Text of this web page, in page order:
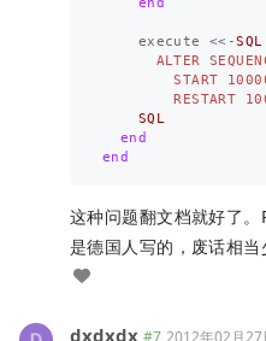
execute <<-SQL
ALTER
START
    SQL
end
end
这种问题翻文档就好了
是德国人写的，废话相当
dxdxdx #7 2012年02月27